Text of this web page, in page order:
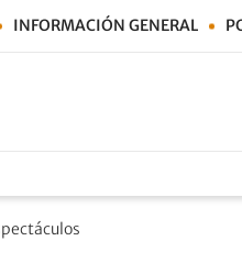
INFORMACIÓN GENERAL